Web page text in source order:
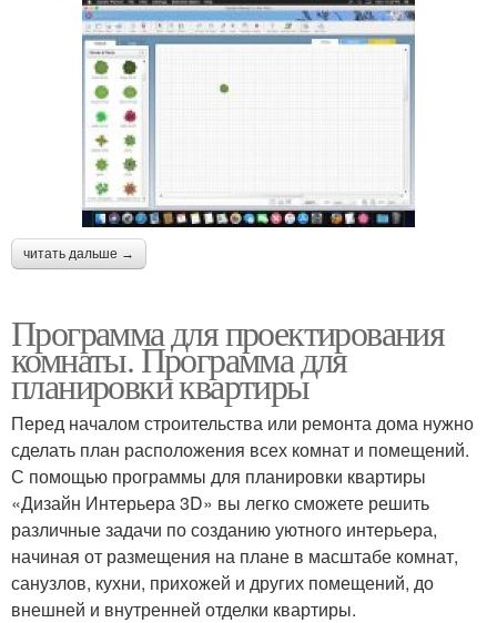
читать дальше →
Программа для проектирования
комнаты. Программа для
планировки квартиры
Перед началом строительства или ремонта дома нужно
сделать план расположения всех комнат и помещений.
С помощью программы для планировки квартиры
«Дизайн Интерьера 3D» вы легко сможете решить
различные задачи по созданию уютного интерьера,
начиная от размещения на плане в масштабе комнат,
санузлов, кухни, прихожей и других помещений, до
внешней и внутренней отделки квартиры.